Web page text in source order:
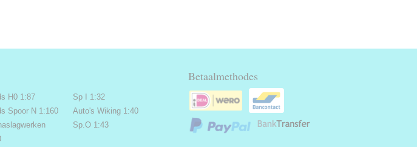
H0 1:87
Spoor N 1:160
Sp I 1:32
Auto's Wiking 1:40
Sp.O 1:43
Betaalmethodes